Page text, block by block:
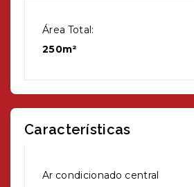
Área Total:
250m²
Características
Ar condicionado central